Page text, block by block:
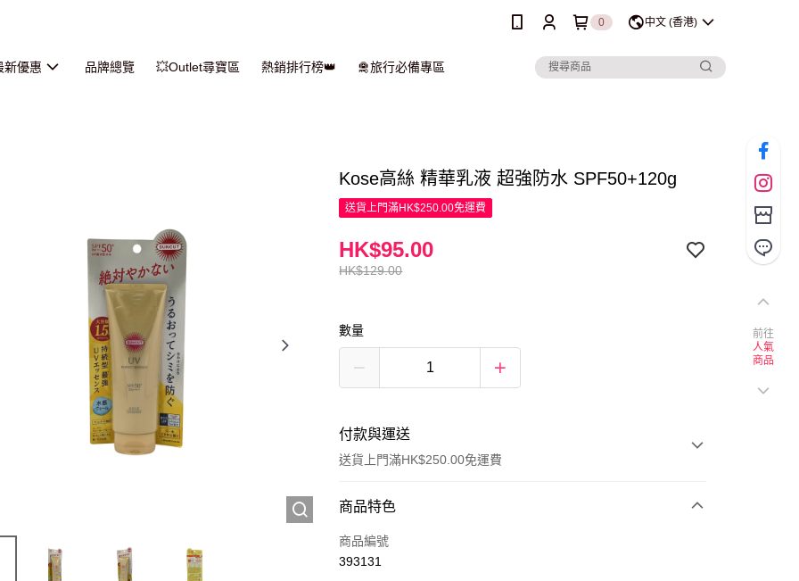
0 中文 (香港)
新優惠 品牌總覽 💥Outlet尋寶區 熱銷排行榜👑 🛅旅行必備專區
Kose高絲 精華乳液 超強防水 SPF50+120g
送貨上門滿HK$250.00免運費
HK$129.00
HK$95.00
數量
付款與運送
送貨上門滿HK$250.00免運費
付款方式
信用卡
商品特色
商品編號
393131
前往
人氣
商品